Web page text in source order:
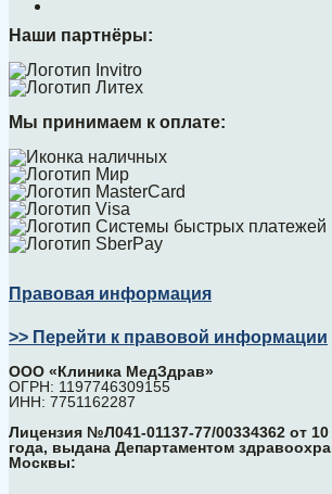
Наши партнёры:
Мы принимаем к оплате:
Правовая информация
>> Перейти к правовой информации
ООО «Клиника МедЗдрав»
ОГРН: 1197746309155
ИНН: 7751162287
Лицензия №Л041-01137-77/00334362 от 10
года, выдана Департаментом
Москвы: